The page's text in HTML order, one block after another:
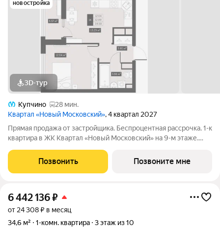
новостройка
3D-тур
Купчино
28 мин.
Квартал «Новый Московский», 4 квартал 2027
Прямая продажа от застройщика. Беспроцентная рассрочка. 1-к
квартира в ЖК Квартал «Новый Московский» на 9-м этаже.
квартал «Новый Московский» в Пушкинском районе. Этот
комплекс объединит в себе
Позвонить Позвоните мне
6 442 136₽
от 24 308 ₽ в месяц
34,6 м²
1-комн. квартира 3 этаж из 10